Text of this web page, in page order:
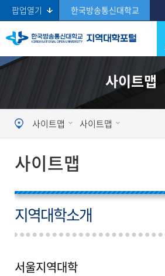
팝업열기 한국방송통신대학교
Search 사이트맵
사이트맵 사이트맵
등록하
사이트맵
지역대학소개
서울지역대학